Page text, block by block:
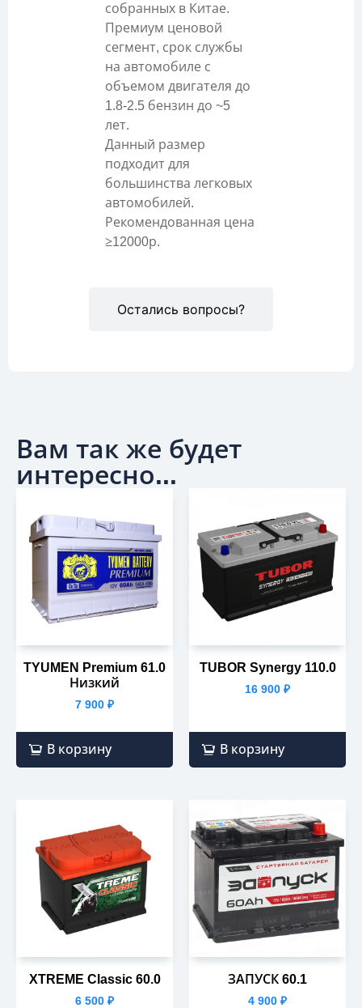
Остались вопросы?
собранных в Китае.
Премиум ценовой
сегмент, срок службы
на автомобиле с
объемом двигателя до
1.8-2.5 бензин до ~5
лет.
Данный размер
подходит для
большинства легковых
автомобилей.
Рекомендованная цена
≥12000р.
Вам так же будет
интересно...
TYUMEN Premium 61.0
Низкий
7 900 ₽
В корзину
TUBOR Synergy 110.0
16 900 ₽
В корзину
XTREME Classic 60.0
6 500 ₽
ЗАПУСК 60.1
4 900 ₽